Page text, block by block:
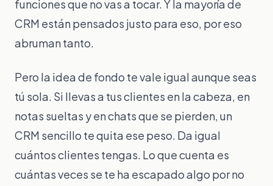
funciones que no vas a tocar. Y la mayoría de
CRM están pensados justo para eso, por eso
abruman tanto.
Pero la idea de fondo te vale igual aunque seas
tú sola. Si llevas a tus clientes en la cabeza, en
notas sueltas y en chats que se pierden, un
CRM sencillo te quita ese peso. Da igual
cuántos clientes tengas. Lo que cuenta es
cuántas veces se te ha escapado algo por no